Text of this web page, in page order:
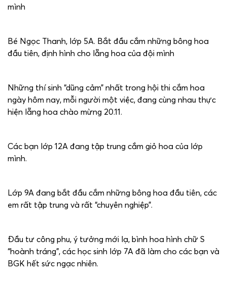
mình
Bé Ngọc Thanh, lớp 5A. Bắt đầu cắm những bông hoa
đầu tiên, định hình cho lẵng hoa của đội mình
Những thí sinh “dũng cảm” nhất trong hội thi cắm hoa
ngày hôm nay, mỗi người một việc, đang cùng nhau thực
hiện lẵng hoa chào mừng 20.11.
Các bạn lớp 12A đang tập trung cắm giỏ hoa của lớp
mình.
Lớp 9A đang bắt đầu cắm những bông hoa đầu tiên, các
em rất tập trung và rất “chuyên nghiệp”.
Đầu tư công phu, ý tưởng mới lạ, bình hoa hình chữ S
“hoành tráng”, các học sinh lớp 7A đã làm cho các bạn và
BGK hết sức ngạc nhiên.